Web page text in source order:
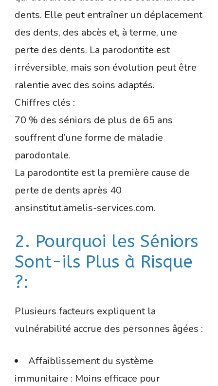
dents. Elle peut entraîner un déplacement
des dents, des abcès et, à terme, une
perte des dents. La parodontite est
irréversible, mais son évolution peut être
ralentie avec des soins adaptés.
Chiffres clés :
70 % des séniors de plus de 65 ans
souffrent d’une forme de maladie
parodontale.
La parodontite est la première cause de
perte de dents après 40
ansinstitut.amelis-services.com.
2. Pourquoi les Séniors
Sont-ils Plus à Risque
?:
Plusieurs facteurs expliquent la
vulnérabilité accrue des personnes âgées :
Affaiblissement du système
immunitaire : Moins efficace pour